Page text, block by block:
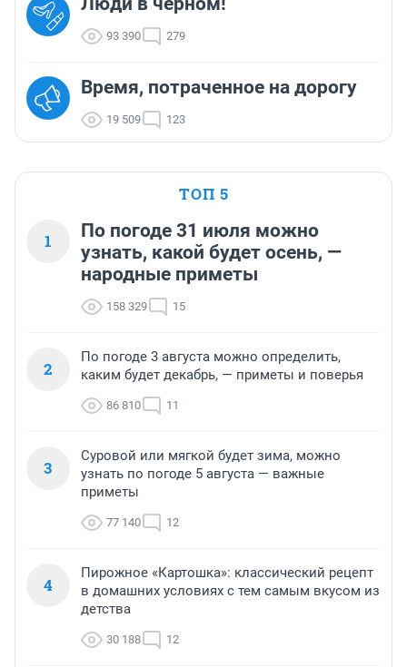
93 390 279
Время, потраченное на дорогу
19 509 123
ТОП 5
1
По погоде 31 июля можно
узнать, какой будет осень, —
народные приметы
158 329 15
2
По погоде 3 августа можно определить,
каким будет декабрь, — приметы и поверья
86 810 11
3
Суровой или мягкой будет зима, можно
узнать по погоде 5 августа — важные
приметы
77 140 12
4
Пирожное «Картошка»: классический рецепт
в домашних условиях с тем самым вкусом из
детства
30 188 12